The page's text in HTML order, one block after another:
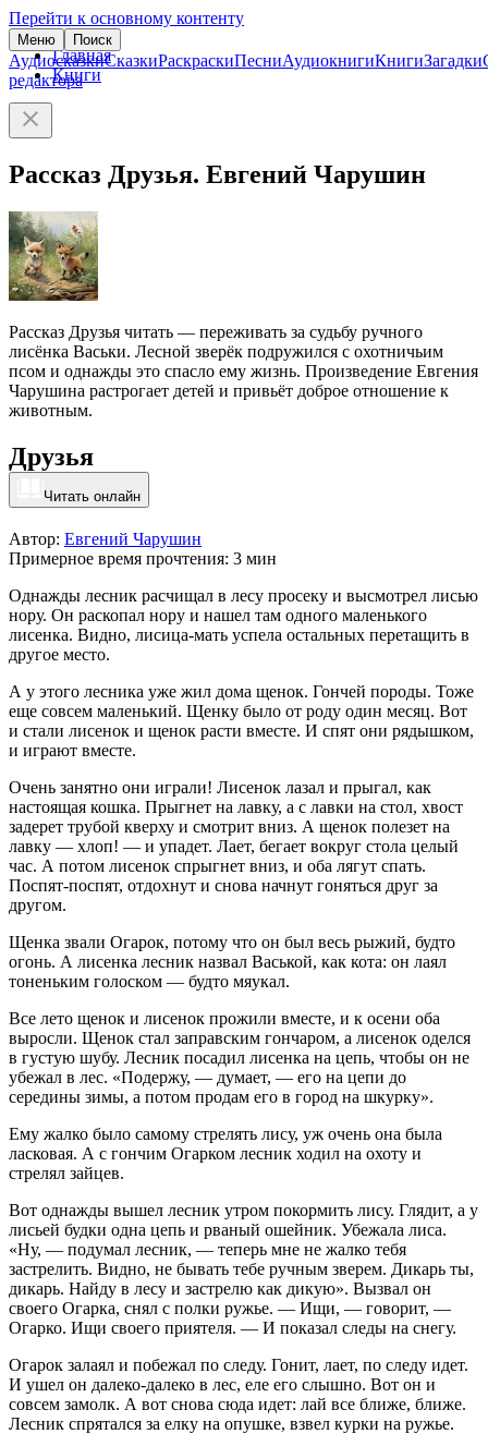
Перейти к основному контенту
Меню Поиск
АудиосказкиСказкиРаскраскиПесниАудиокнигиКнигиЗагадки
редактора
Главная
Книги
Рассказ Друзья. Евгений Чарушин
Рассказ Друзья читать — переживать за судьбу ручного
лисёнка Васьки. Лесной зверёк подружился с охотничьим
псом и однажды это спасло ему жизнь. Произведение Евгения
Чарушина растрогает детей и привьёт доброе отношение к
животным.
Друзья
Читать онлайн
Автор: Евгений Чарушин
Примерное время прочтения: 3 мин
Однажды лесник расчищал в лесу просеку и высмотрел лисью
нору. Он раскопал нору и нашел там одного маленького
лисенка. Видно, лисица-мать успела остальных перетащить в
другое место.
А у этого лесника уже жил дома щенок. Гончей породы. Тоже
еще совсем маленький. Щенку было от роду один месяц. Вот
и стали лисенок и щенок расти вместе. И спят они рядышком,
и играют вместе.
Очень занятно они играли! Лисенок лазал и прыгал, как
настоящая кошка. Прыгнет на лавку, а с лавки на стол, хвост
задерет трубой кверху и смотрит вниз. А щенок полезет на
лавку — хлоп! — и упадет. Лает, бегает вокруг стола целый
час. А потом лисенок спрыгнет вниз, и оба лягут спать.
Поспят-поспят, отдохнут и снова начнут гоняться друг за
другом.
Щенка звали Огарок, потому что он был весь рыжий, будто
огонь. А лисенка лесник назвал Васькой, как кота: он лаял
тоненьким голоском — будто мяукал.
Все лето щенок и лисенок прожили вместе, и к осени оба
выросли. Щенок стал заправским гончаром, а лисенок оделся
в густую шубу. Лесник посадил лисенка на цепь, чтобы он не
убежал в лес. «Подержу, — думает, — его на цепи до
середины зимы, а потом продам его в город на шкурку».
Ему жалко было самому стрелять лису, уж очень она была
ласковая. А с гончим Огарком лесник ходил на охоту и
стрелял зайцев.
Вот однажды вышел лесник утром покормить лису. Глядит, а у
лисьей будки одна цепь и рваный ошейник. Убежала лиса.
«Ну, — подумал лесник, — теперь мне не жалко тебя
застрелить. Видно, не бывать тебе ручным зверем. Дикарь ты,
дикарь. Найду в лесу и застрелю как дикую». Вызвал он
своего Огарка, снял с полки ружье. — Ищи, — говорит, —
Огарко. Ищи своего приятеля. — И показал следы на снегу.
Огарок залаял и побежал по следу. Гонит, лает, по следу идет.
И ушел он далеко-далеко в лес, еле его слышно. Вот он и
совсем замолк. А вот снова сюда идет: лай все ближе, ближе.
Лесник спрятался за елку на опушке, взвел курки на ружье.